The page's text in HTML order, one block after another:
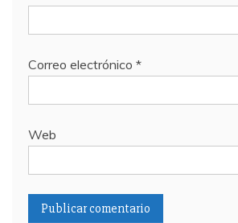
Correo electrónico *
Web